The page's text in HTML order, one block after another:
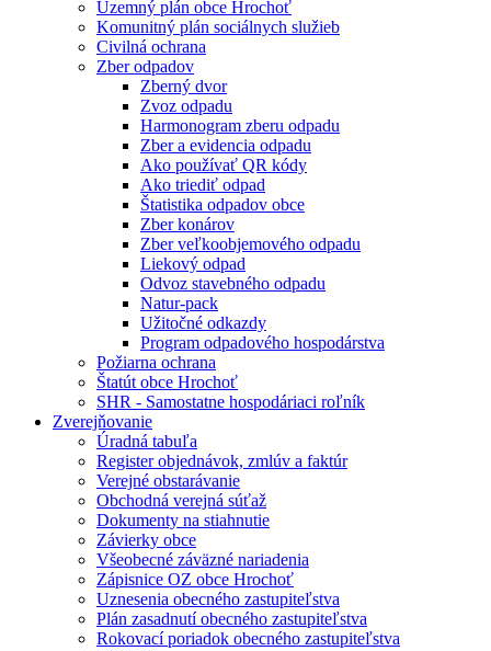
Územný plán obce Hrochoť
Komunitný plán sociálnych služieb
Civilná ochrana
Zber odpadov
Zberný dvor
Zvoz odpadu
Harmonogram zberu odpadu
Zber a evidencia odpadu
Ako používať QR kódy
Ako triediť odpad
Štatistika odpadov obce
Zber konárov
Zber veľkoobjemového odpadu
Liekový odpad
Odvoz stavebného odpadu
Natur-pack
Užitočné odkazdy
Program odpadového hospodárstva
Požiarna ochrana
Štatút obce Hrochoť
SHR - Samostatne hospodáriaci roľník
Zverejňovanie
Úradná tabuľa
Register objednávok, zmlúv a faktúr
Verejné obstarávanie
Obchodná verejná súťaž
Dokumenty na stiahnutie
Závierky obce
Všeobecné záväzné nariadenia
Zápisnice OZ obce Hrochoť
Uznesenia obecného zastupiteľstva
Plán zasadnutí obecného zastupiteľstva
Rokovací poriadok obecného zastupiteľstva